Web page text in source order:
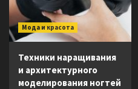
Мода и красота
Техники наращивания
и архитектурного
моделирования ногтей